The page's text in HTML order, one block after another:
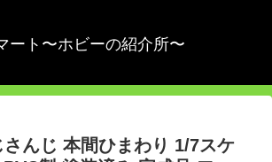
ート〜ホビーの紹介所〜
んじ 本間ひまわり 1/7スケ